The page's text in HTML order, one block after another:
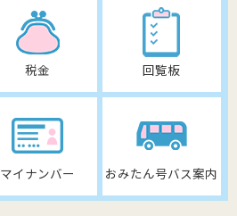
税金 回覧板
マイナンバー おみたん号バス案内